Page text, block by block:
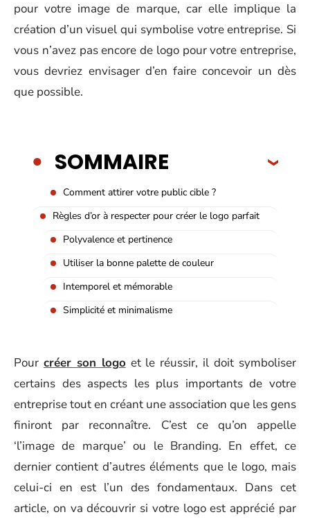
pour votre image de marque, car elle implique la
création d’un visuel qui symbolise votre entreprise. Si
vous n’avez pas encore de logo pour votre entreprise,
vous devriez envisager d’en faire concevoir un dès
que possible.
SOMMAIRE
Comment attirer votre public cible ?
Règles d’or à respecter pour créer le logo parfait
Polyvalence et pertinence
Utiliser la bonne palette de couleur
Intemporel et mémorable
Simplicité et minimalisme
Pour créer son logo et le réussir, il doit symboliser
certains des aspects les plus importants de votre
entreprise tout en créant une association que les gens
finiront par reconnaître. C’est ce qu’on appelle
‘l’image de marque’ ou le Branding. En effet, ce
dernier contient d’autres éléments que le logo, mais
celui-ci en est l’un des fondamentaux. Dans cet
article, on va découvrir si votre logo est apprécié par